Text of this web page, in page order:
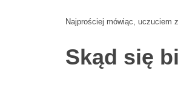
Najprościej mówiąc, uczuciem
Skąd się